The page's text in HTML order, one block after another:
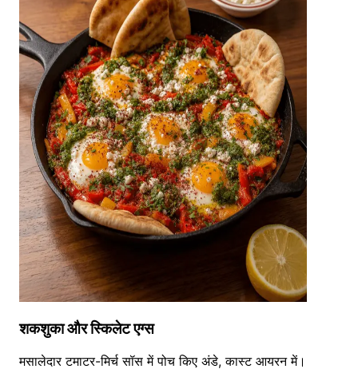
शकशुका और स्किलेट एग्स
मसालेदार टमाटर-मिर्च सॉस में पोच किए अंडे, कास्ट आयरन में।